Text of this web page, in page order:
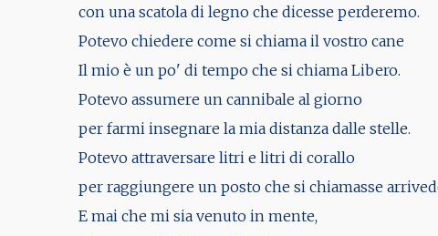
con una scatola di legno che dicesse perderemo.
Potevo chiedere come si chiama il vostro cane
Il mio è un po' di tempo che si chiama Libero.
Potevo assumere un cannibale al giorno
per farmi insegnare la mia distanza dalle stelle.
Potevo attraversare litri e litri di corallo
per raggiungere un posto che si chiamasse
E mai che mi sia venuto in mente,